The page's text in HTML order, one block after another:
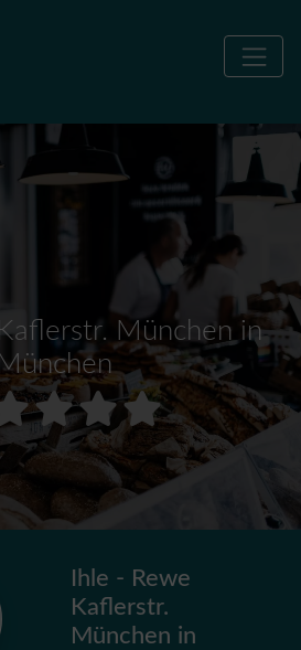
München in
München
Ihle - Rewe
Kaflerstr.
München in